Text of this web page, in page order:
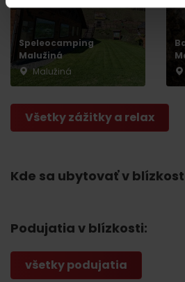
Speleocamping
Malužiná
Malužiná
Všetky zážitky a relax
Kde sa ubytovať v
Podujatia v blízkosti:
všetky podujatia